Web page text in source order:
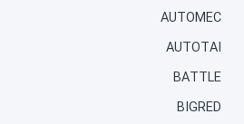
AUTOMEC
AUTOTAI
BATTLE
BIGRED